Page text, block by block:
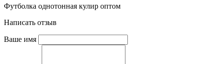
Футболка однотонная кулир оптом
Написать отзыв
Ваше имя